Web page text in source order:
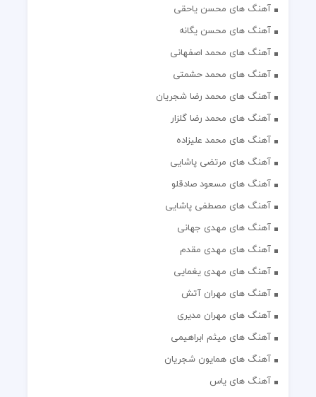
آهنگ های محسن یاحقی
آهنگ های محسن یگانه
آهنگ های محمد اصفهانی
آهنگ های محمد حشمتی
آهنگ های محمد رضا شجریان
آهنگ های محمد رضا گلزار
آهنگ های محمد علیزاده
آهنگ های مرتضی پاشایی
آهنگ های مسعود صادقلو
آهنگ های مصطفی پاشایی
آهنگ های مهدی جهانی
آهنگ های مهدی مقدم
آهنگ های مهدی یغمایی
آهنگ های مهران آتش
آهنگ های مهران مدیری
آهنگ های میثم ابراهیمی
آهنگ های همایون شجریان
آهنگ های یاس